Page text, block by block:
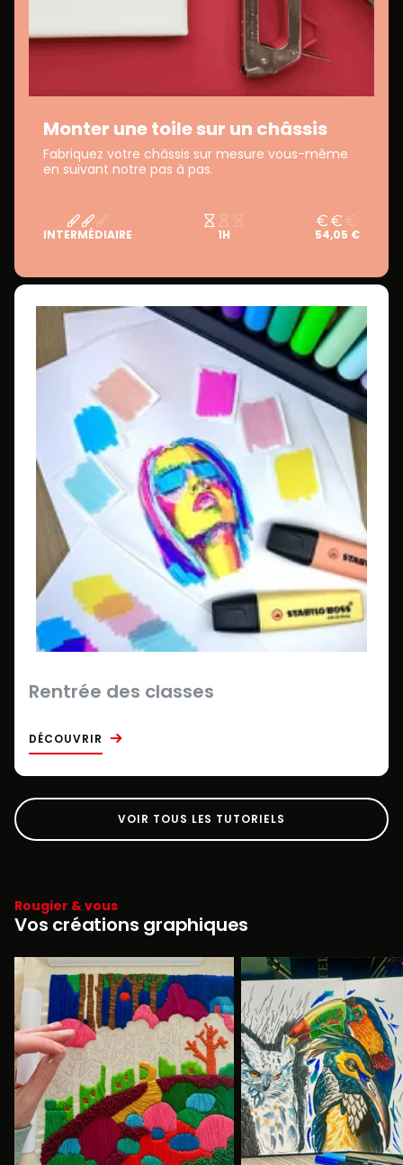
Monter une toile sur un châssis
Fabriquez votre châssis sur mesure vous-même
en suivant notre pas à pas.
INTERMÉDIAIRE 1H 54,05 €
Rentrée des classes
DÉCOUVRIR
VOIR TOUS LES TUTORIELS
Rougier & vous
Vos créations graphiques